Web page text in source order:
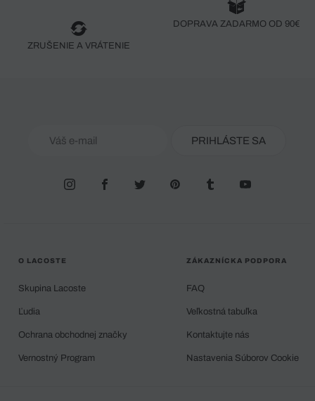
ZRUŠENIE A VRÁTENIE
DOPRAVA ZADARMO OD 90€
PRIHLÁSTE SA
O LACOSTE
Skupina Lacoste
Ľudia
Ochrana obchodnej značky
Vernostný Program
ZÁKAZNÍCKA PODPORA
FAQ
Veľkostná tabuľka
Kontaktujte nás
Nastavenia Súborov Cookie